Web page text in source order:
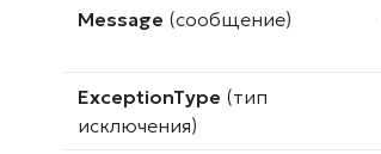
Message (сообщение)
ExceptionType (тип
исключения)